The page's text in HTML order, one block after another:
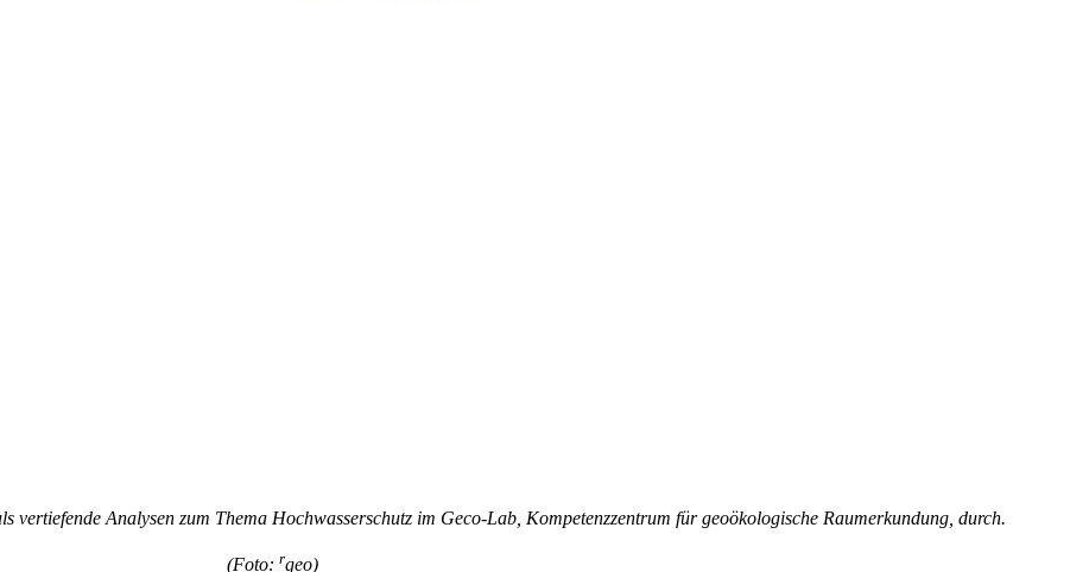
vertiefende Analysen zum Thema Hochwasserschutz im Geco-Lab, Kompetenzzentrum für geoökologische Raumerkundung, durch.
(Foto: rgeo)